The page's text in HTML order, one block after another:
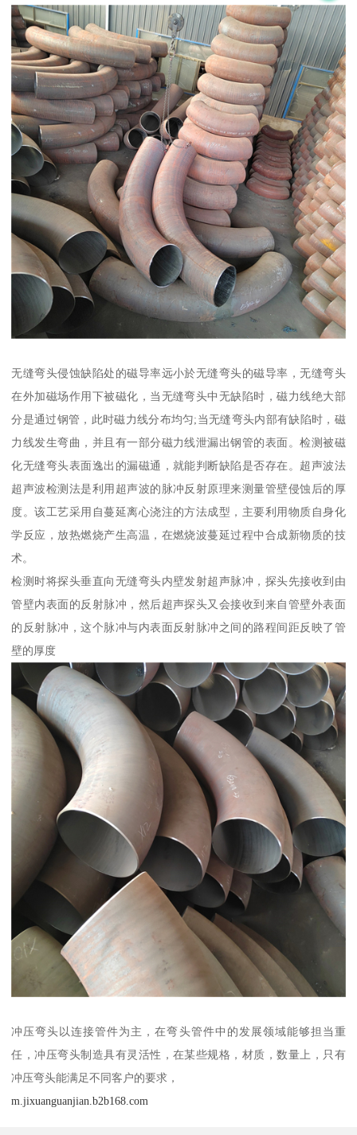
无缝弯头侵蚀缺陷处的磁导率远小於无缝弯头的磁导率，无缝弯头
在外加磁场作用下被磁化，当无缝弯头中无缺陷时，磁力线绝大部
分是通过钢管，此时磁力线分布均匀;当无缝弯头内部有缺陷时，磁
力线发生弯曲，并且有一部分磁力线泄漏出钢管的表面。检测被磁
化无缝弯头表面逸出的漏磁通，就能判断缺陷是否存在。超声波法
超声波检测法是利用超声波的脉冲反射原理来测量管壁侵蚀后的厚
度。该工艺采用自蔓延离心浇注的方法成型，主要利用物质自身化
学反应，放热燃烧产生高温，在燃烧波蔓延过程中合成新物质的技
术。
检测时将探头垂直向无缝弯头内壁发射超声脉冲，探头先接收到由
管壁内表面的反射脉冲，然后超声探头又会接收到来自管壁外表面
的反射脉冲，这个脉冲与内表面反射脉冲之间的路程间距反映了管
壁的厚度
冲压弯头以连接管件为主，在弯头管件中的发展领域能够担当重
任，冲压弯头制造具有灵活性，在某些规格，材质，数量上，只有
冲压弯头能满足不同客户的要求，
m.jixuanguanjian.b2b168.com